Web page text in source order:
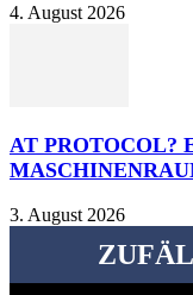
4. August 2026
AT PROTOCOL?
3. August 2026